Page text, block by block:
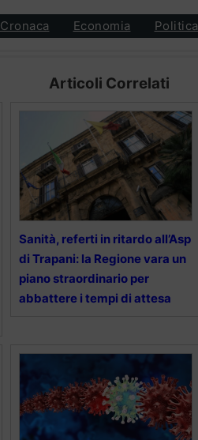
Cronaca Economia Politica
Articoli Correlati
Sanità, referti in ritardo all’Asp
di Trapani: la Regione vara un
piano straordinario per
abbattere i tempi di attesa